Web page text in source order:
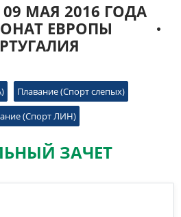
09 МАЯ 2016 ГОДА
ЕВРОПЫ
Плавание (Спорт слепых)
(Спорт ЛИН)
ЗАЧЕТ
ЗАЧЕТ